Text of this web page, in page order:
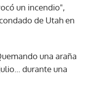
un incendio",
de Utah en
una araña
durante una